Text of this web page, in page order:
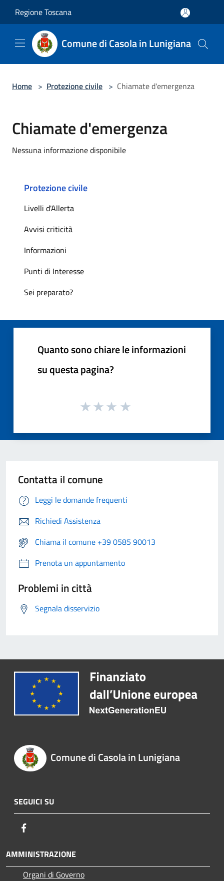
Regione Toscana
Comune di Casola in Lunigiana
Home > Protezione civile > Chiamate d'emergenza
Chiamate d'emergenza
Nessuna informazione disponibile
Protezione civile
Livelli d'Allerta
Avvisi criticità
Informazioni
Punti di Interesse
Sei preparato?
Quanto sono chiare le informazioni
su questa pagina?
Contatta il comune
Leggi le domande frequenti
Richiedi Assistenza
Chiama il comune +39 0585 90013
Prenota un appuntamento
Problemi in città
Segnala disservizio
Comune di Casola in Lunigiana
SEGUICI SU
AMMINISTRAZIONE
Organi di Governo